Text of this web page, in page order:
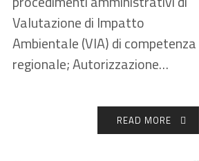
Valutazione di Impatto
Ambientale (VIA) di competenza
regionale; Autorizzazione…
READ MORE